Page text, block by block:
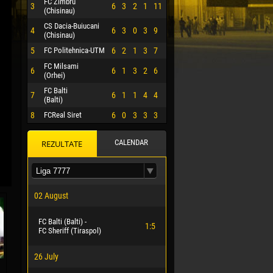
3
(Chisinau)
6 3 2 1 11
4
CS Dacia-Buiucani
(Chisinau)
6 3 0 3 9
5 FC Politehnica-UTM 6 2 1 3 7
6
FC Milsami
(Orhei)
6 1 3 2 6
7
FC Balti
(Balti)
6 1 1 4 4
8 FCReal Siret 6 0 3 3 3
REZULTATE CALENDAR
02 August
FC Balti (Balti) -
FC Sheriff (Tiraspol)
1:5
26 July